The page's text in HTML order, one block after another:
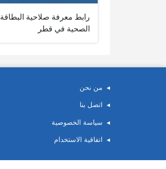
رابط معرفة صلاحية البطاقة
الصحية في قطر
من نحن
اتصل بنا
سياسة الخصوصية
اتفاقية الاستخدام